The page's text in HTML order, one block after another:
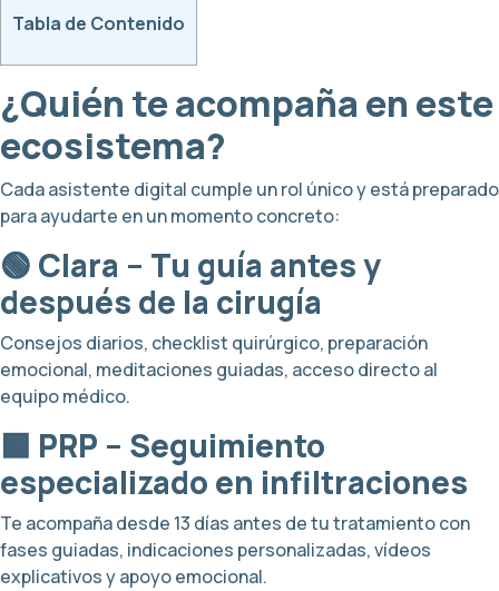
Tabla de Contenido
¿Quién te acompaña en este
ecosistema?
Cada asistente digital cumple un rol único y está preparado
para ayudarte en un momento concreto:
🟢 Clara – Tu guía antes y
después de la cirugía
Consejos diarios, checklist quirúrgico, preparación
emocional, meditaciones guiadas, acceso directo al
equipo médico.
🟩 PRP – Seguimiento
especializado en infiltraciones
Te acompaña desde 13 días antes de tu tratamiento con
fases guiadas, indicaciones personalizadas, vídeos
explicativos y apoyo emocional.